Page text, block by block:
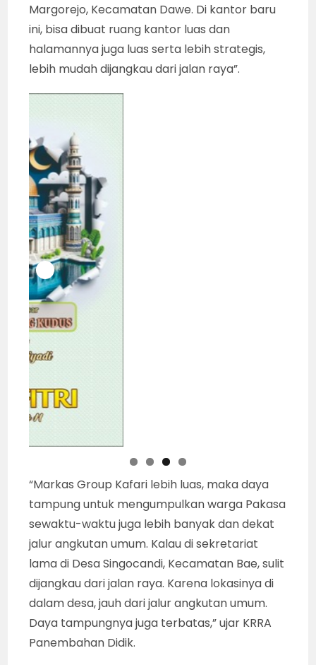
Margorejo, Kecamatan Dawe. Di kantor baru
ini, bisa dibuat ruang kantor luas dan
halamannya juga luas serta lebih strategis,
lebih mudah dijangkau dari jalan raya”.
“Markas Group Kafari lebih luas, maka daya
tampung untuk mengumpulkan warga Pakasa
sewaktu-waktu juga lebih banyak dan dekat
jalur angkutan umum. Kalau di sekretariat
lama di Desa Singocandi, Kecamatan Bae, sulit
dijangkau dari jalan raya. Karena lokasinya di
dalam desa, jauh dari jalur angkutan umum.
Daya tampungnya juga terbatas,” ujar KRRA
Panembahan Didik.